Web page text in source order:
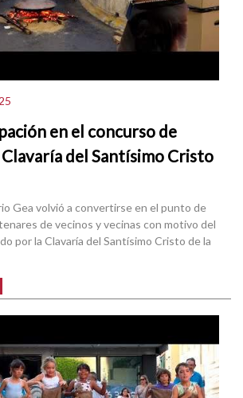
en el concurso de
Clavaría del Santísimo Cristo
Gea volvió a convertirse en el punto de
de vecinos y vecinas con motivo del
por la Clavaría del Santísimo Cristo de la